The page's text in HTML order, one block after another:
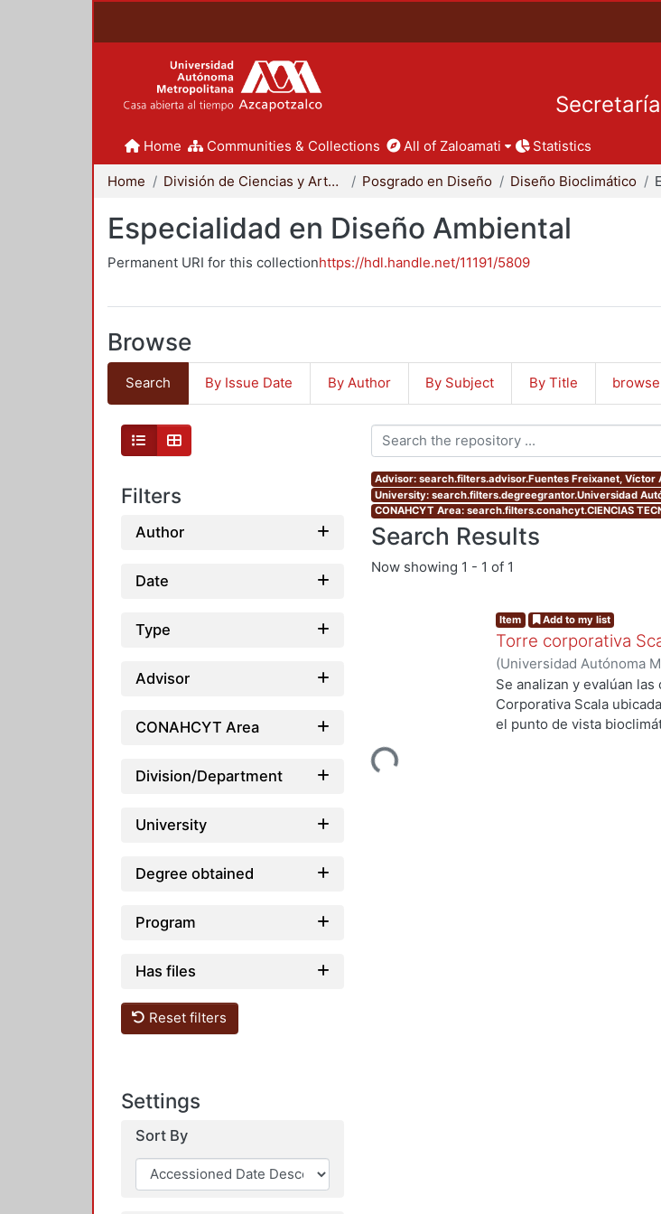
Home Communities & Collections All of Zaloamati Statistics
Home División de Ciencias y Artes para el Diseño Posgrado en Diseño Diseño Bioclimático
Especialidad en Diseño Ambiental
Permanent URI for this collectionhttps://hdl.handle.net/11191/5809
Browse
Search By Issue Date By Author By Subject By Title
Filters
Author
Date
Type
Advisor
CONAHCYT Area
Division/Department
University
Degree obtained
Program
Has files
Reset filters
Settings
Sort By
Advisor: search.filters.advisor.Fuentes Freixanet, Víctor
University: search.filters.degreegrantor.Universidad
CONAHCYT Area: search.filters.conahcyt.CIENCIAS
Search Results
Now showing 1 - 1 of 1
Loading...
Item Add to my list
Torre corporativa
(Universidad Autónoma
de Servicios de
Se analizan y evalúan
Corporativa Scala
el punto de vista